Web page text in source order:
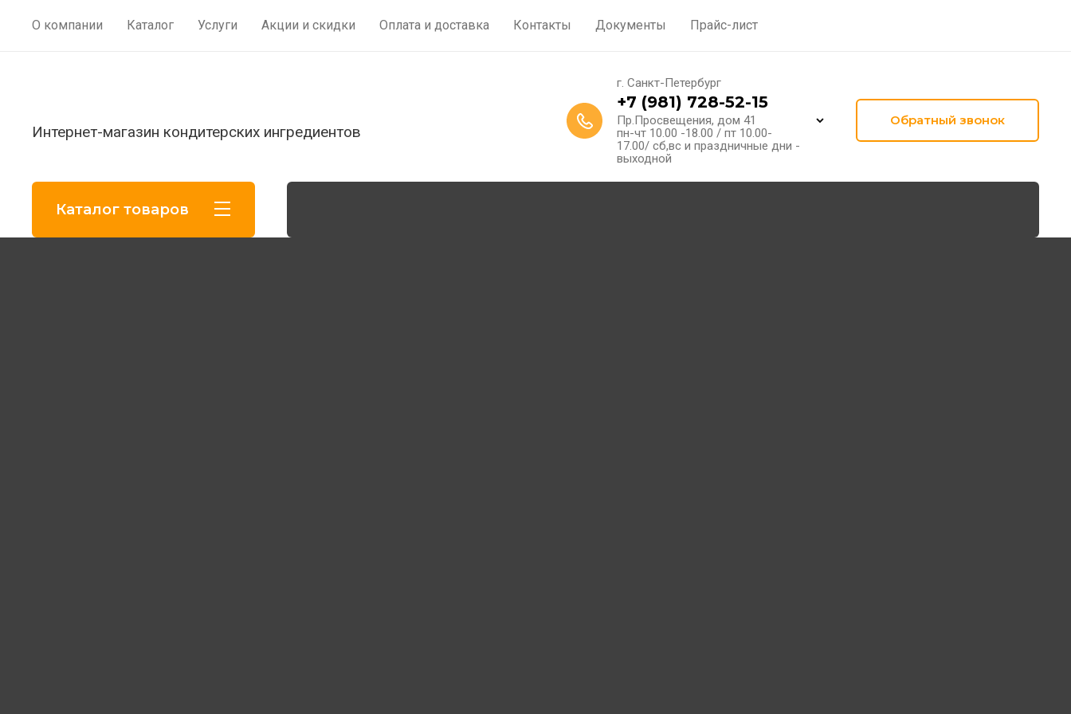
О компании Каталог Услуги Акции и скидки Оплата и доставка Контакты Документы Прайс-лист
Интернет-магазин кондитерских ингредиентов
г. Санкт-Петербург
+7 (981) 728-52-15
Пр.Просвещения, дом 41
пн-чт 10.00 -18.00 / пт 10.00-
17.00/ сб,вс и праздничные дни -
выходной
Обратный звонок
Прайс-лист
Каталог товаров